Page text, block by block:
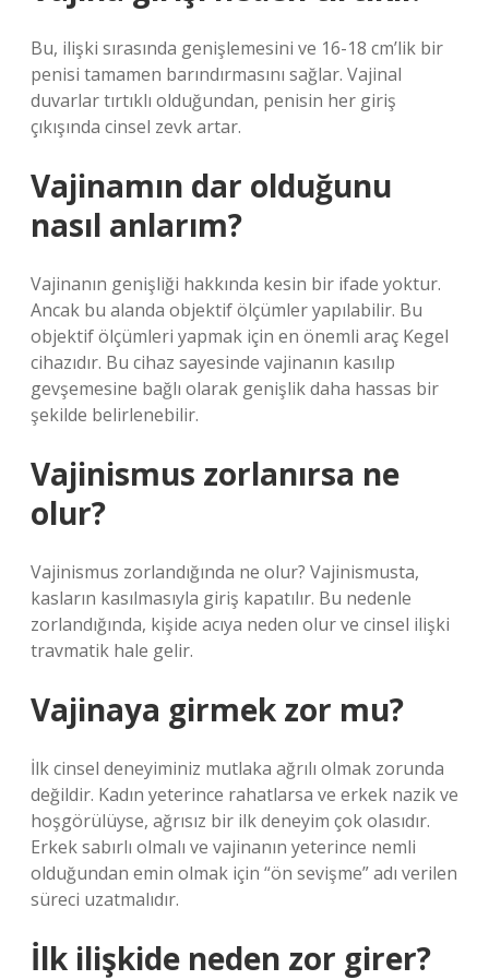
Bu, ilişki sırasında genişlemesini ve 16-18 cm’lik bir
penisi tamamen barındırmasını sağlar. Vajinal
duvarlar tırtıklı olduğundan, penisin her giriş
çıkışında cinsel zevk artar.
Vajinamın dar olduğunu
nasıl anlarım?
Vajinanın genişliği hakkında kesin bir ifade yoktur.
Ancak bu alanda objektif ölçümler yapılabilir. Bu
objektif ölçümleri yapmak için en önemli araç Kegel
cihazıdır. Bu cihaz sayesinde vajinanın kasılıp
gevşemesine bağlı olarak genişlik daha hassas bir
şekilde belirlenebilir.
Vajinismus zorlanırsa ne
olur?
Vajinismus zorlandığında ne olur? Vajinismusta,
kasların kasılmasıyla giriş kapatılır. Bu nedenle
zorlandığında, kişide acıya neden olur ve cinsel ilişki
travmatik hale gelir.
Vajinaya girmek zor mu?
İlk cinsel deneyiminiz mutlaka ağrılı olmak zorunda
değildir. Kadın yeterince rahatlarsa ve erkek nazik ve
hoşgörülüyse, ağrısız bir ilk deneyim çok olasıdır.
Erkek sabırlı olmalı ve vajinanın yeterince nemli
olduğundan emin olmak için “ön sevişme” adı verilen
süreci uzatmalıdır.
İlk ilişkide neden zor girer?